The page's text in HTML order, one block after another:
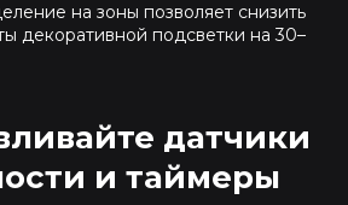
на зоны позволяет снизить
декоративной подсветки на 30–
датчики
и таймеры